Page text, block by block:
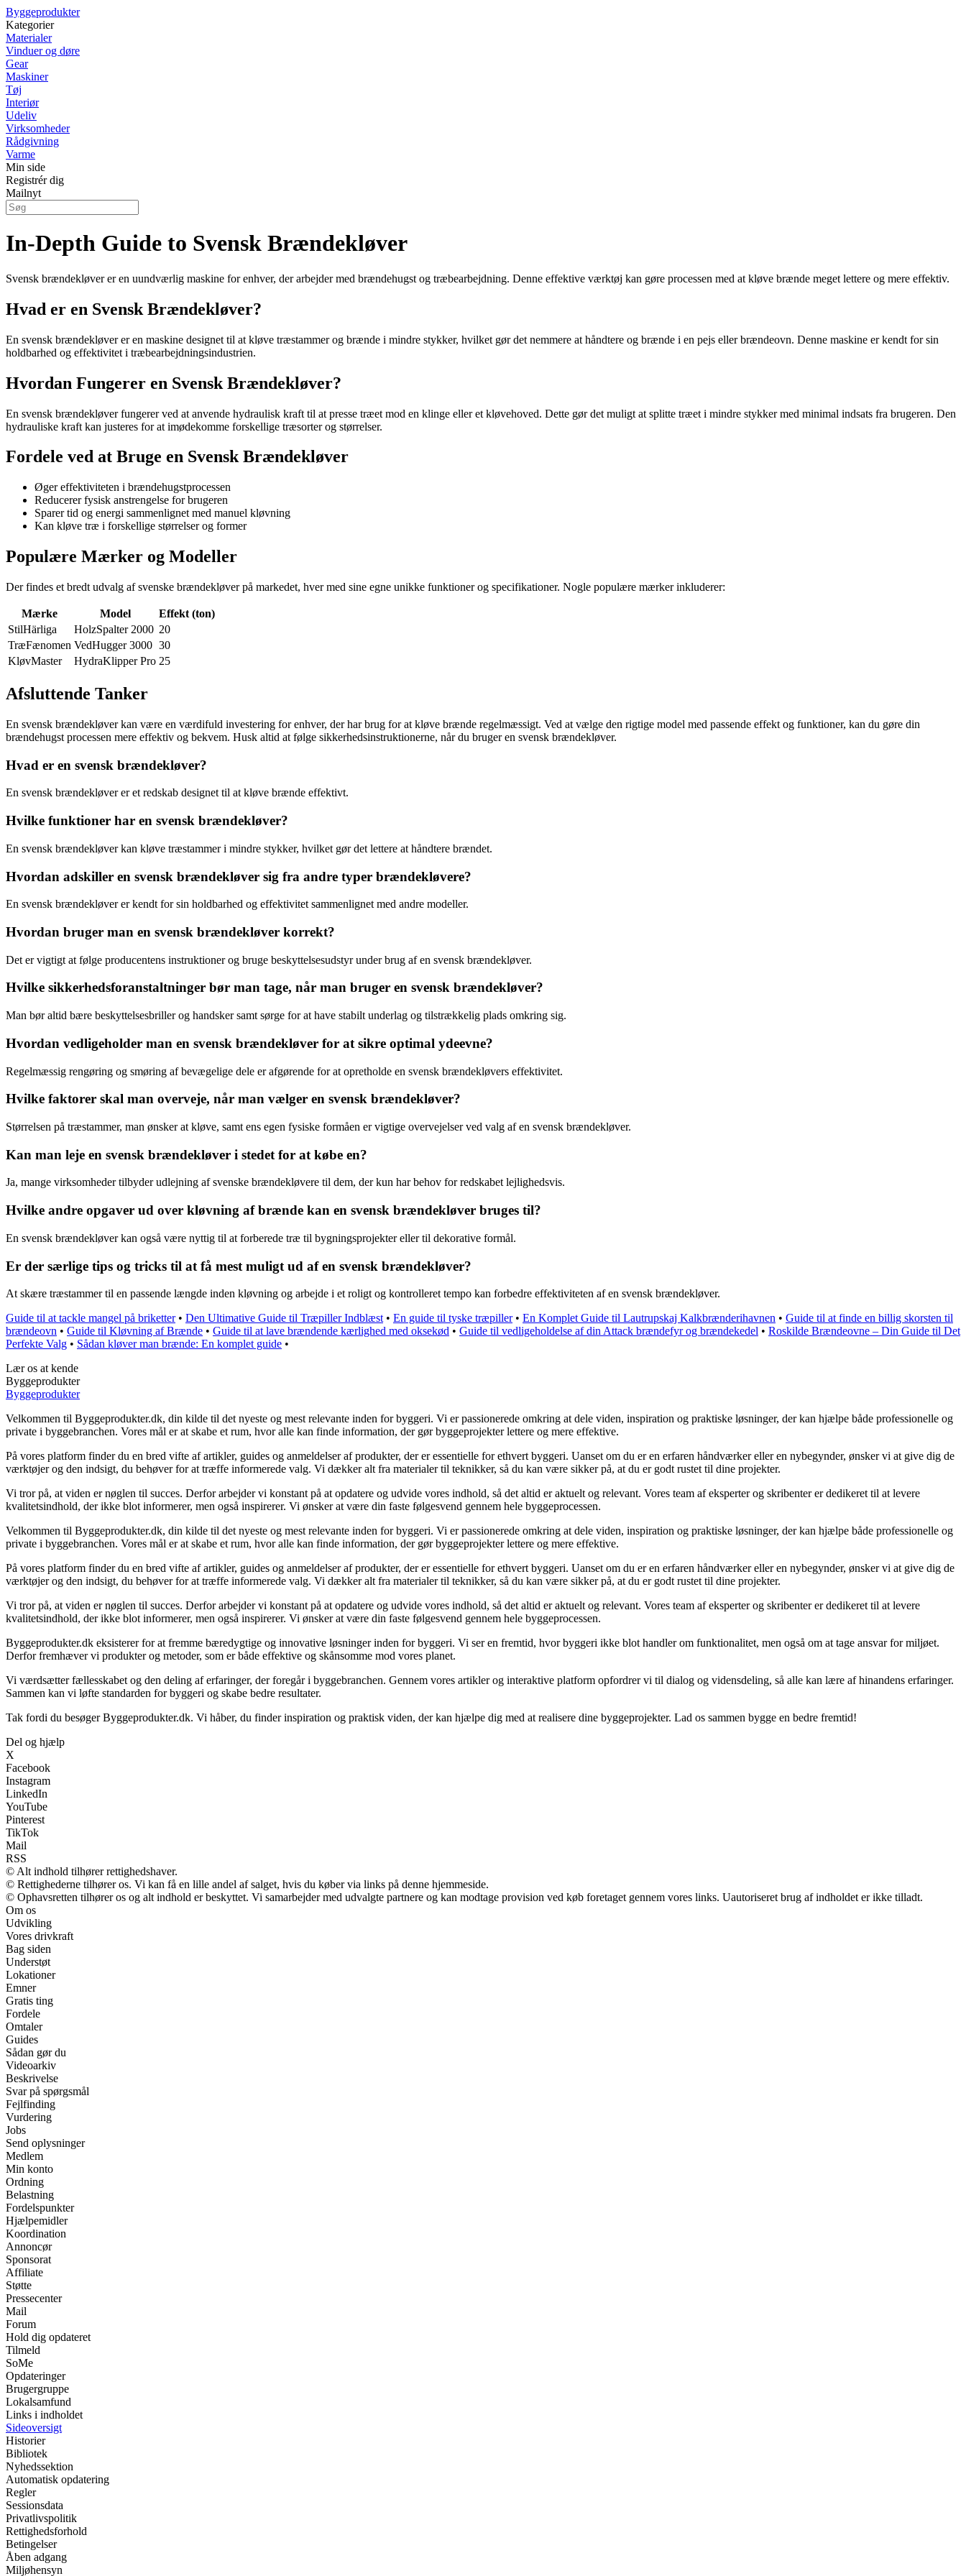
Byggeprodukter
Kategorier
Materialer
Vinduer og døre
Gear
Maskiner
Tøj
Interiør
Udeliv
Virksomheder
Rådgivning
Varme
Min side
Registrér dig
Mailnyt
In-Depth Guide to Svensk Brændekløver
Svensk brændekløver er en uundværlig maskine for enhver, der arbejder med brændehugst og træbearbejdning. Denne effektive værktøj kan gøre processen med at kløve brænde meget lettere og mere effektiv.
Hvad er en Svensk Brændekløver?
En svensk brændekløver er en maskine designet til at kløve træstammer og brænde i mindre stykker, hvilket gør det nemmere at håndtere og brænde i en pejs eller brændeovn. Denne maskine er kendt for sin
holdbarhed og effektivitet i træbearbejdningsindustrien.
Hvordan Fungerer en Svensk Brændekløver?
En svensk brændekløver fungerer ved at anvende hydraulisk kraft til at presse træet mod en klinge eller et kløvehoved. Dette gør det muligt at splitte træet i mindre stykker med minimal indsats fra brugeren. Den
hydrauliske kraft kan justeres for at imødekomme forskellige træsorter og størrelser.
Fordele ved at Bruge en Svensk Brændekløver
Øger effektiviteten i brændehugstprocessen
Reducerer fysisk anstrengelse for brugeren
Sparer tid og energi sammenlignet med manuel kløvning
Kan kløve træ i forskellige størrelser og former
Populære Mærker og Modeller
Der findes et bredt udvalg af svenske brændekløver på markedet, hver med sine egne unikke funktioner og specifikationer. Nogle populære mærker inkluderer:
Mærke Model
Effekt (ton)
StilHärliga
HolzSpalter 2000 20
TræFænomen VedHugger 3000 30
KløvMaster
HydraKlipper Pro 25
Afsluttende Tanker
En svensk brændekløver kan være en værdifuld investering for enhver, der har brug for at kløve brænde regelmæssigt. Ved at vælge den rigtige model med passende effekt og funktioner, kan du gøre din
brændehugst processen mere effektiv og bekvem. Husk altid at følge sikkerhedsinstruktionerne, når du bruger en svensk brændekløver.
Hvad er en svensk brændekløver?
En svensk brændekløver er et redskab designet til at kløve brænde effektivt.
Hvilke funktioner har en svensk brændekløver?
En svensk brændekløver kan kløve træstammer i mindre stykker, hvilket gør det lettere at håndtere brændet.
Hvordan adskiller en svensk brændekløver sig fra andre typer brændekløvere?
En svensk brændekløver er kendt for sin holdbarhed og effektivitet sammenlignet med andre modeller.
Hvordan bruger man en svensk brændekløver korrekt?
Det er vigtigt at følge producentens instruktioner og bruge beskyttelsesudstyr under brug af en svensk brændekløver.
Hvilke sikkerhedsforanstaltninger bør man tage, når man bruger en svensk brændekløver?
Man bør altid bære beskyttelsesbriller og handsker samt sørge for at have stabilt underlag og tilstrækkelig plads omkring sig.
Hvordan vedligeholder man en svensk brændekløver for at sikre optimal ydeevne?
Regelmæssig rengøring og smøring af bevægelige dele er afgørende for at opretholde en svensk brændekløvers effektivitet.
Hvilke faktorer skal man overveje, når man vælger en svensk brændekløver?
Størrelsen på træstammer, man ønsker at kløve, samt ens egen fysiske formåen er vigtige overvejelser ved valg af en svensk brændekløver.
Kan man leje en svensk brændekløver i stedet for at købe en?
Ja, mange virksomheder tilbyder udlejning af svenske brændekløvere til dem, der kun har behov for redskabet lejlighedsvis.
Hvilke andre opgaver ud over kløvning af brænde kan en svensk brændekløver bruges til?
En svensk brændekløver kan også være nyttig til at forberede træ til bygningsprojekter eller til dekorative formål.
Er der særlige tips og tricks til at få mest muligt ud af en svensk brændekløver?
At skære træstammer til en passende længde inden kløvning og arbejde i et roligt og kontrolleret tempo kan forbedre effektiviteten af en svensk brændekløver.
Guide til at tackle mangel på briketter• Den Ultimative Guide til Træpiller Indblæst • En guide til tyske træpiller• En Komplet Guide til Lautrupskaj Kalkbrænderihavnen • Guide til at finde en billig skorsten til
brændeovn • Guide til Kløvning af Brænde • Guide til at lave brændende kærlighed med oksekød • Guide til vedligeholdelse af din Attack brændefyr og brændekedel • Roskilde Brændeovne – Din Guide til Det
Perfekte Valg • Sådan kløver man brænde: En komplet guide •
Lær os at kende
Byggeprodukter
Byggeprodukter
Velkommen til Byggeprodukter.dk, din kilde til det nyeste og mest relevante inden for byggeri. Vi er passionerede omkring at dele viden, inspiration og praktiske løsninger, der kan hjælpe både professionelle og
private i byggebranchen. Vores mål er at skabe et rum, hvor alle kan finde information, der gør byggeprojekter lettere og mere effektive.
På vores platform finder du en bred vifte af artikler, guides og anmeldelser af produkter, der er essentielle for ethvert byggeri. Uanset om du er en erfaren håndværker eller en nybegynder, ønsker vi at give dig de
værktøjer og den indsigt, du behøver for at træffe informerede valg. Vi dækker alt fra materialer til teknikker, så du kan være sikker på, at du er godt rustet til dine projekter.
Vi tror på, at viden er nøglen til succes. Derfor arbejder vi konstant på at opdatere og udvide vores indhold, så det altid er aktuelt og relevant. Vores team af eksperter og skribenter er dedikeret til at levere
kvalitetsindhold, der ikke blot informerer, men også inspirerer. Vi ønsker at være din faste følgesvend gennem hele byggeprocessen.
Velkommen til Byggeprodukter.dk, din kilde til det nyeste og mest relevante inden for byggeri. Vi er passionerede omkring at dele viden, inspiration og praktiske løsninger, der kan hjælpe både professionelle og
private i byggebranchen. Vores mål er at skabe et rum, hvor alle kan finde information, der gør byggeprojekter lettere og mere effektive.
På vores platform finder du en bred vifte af artikler, guides og anmeldelser af produkter, der er essentielle for ethvert byggeri. Uanset om du er en erfaren håndværker eller en nybegynder, ønsker vi at give dig de
værktøjer og den indsigt, du behøver for at træffe informerede valg. Vi dækker alt fra materialer til teknikker, så du kan være sikker på, at du er godt rustet til dine projekter.
Vi tror på, at viden er nøglen til succes. Derfor arbejder vi konstant på at opdatere og udvide vores indhold, så det altid er aktuelt og relevant. Vores team af eksperter og skribenter er dedikeret til at levere
kvalitetsindhold, der ikke blot informerer, men også inspirerer. Vi ønsker at være din faste følgesvend gennem hele byggeprocessen.
Byggeprodukter.dk eksisterer for at fremme bæredygtige og innovative løsninger inden for byggeri. Vi ser en fremtid, hvor byggeri ikke blot handler om funktionalitet, men også om at tage ansvar for miljøet.
Derfor fremhæver vi produkter og metoder, som er både effektive og skånsomme mod vores planet.
Vi værdsætter fællesskabet og den deling af erfaringer, der foregår i byggebranchen. Gennem vores artikler og interaktive platform opfordrer vi til dialog og vidensdeling, så alle kan lære af hinandens erfaringer.
Sammen kan vi løfte standarden for byggeri og skabe bedre resultater.
Tak fordi du besøger Byggeprodukter.dk. Vi håber, du finder inspiration og praktisk viden, der kan hjælpe dig med at realisere dine byggeprojekter. Lad os sammen bygge en bedre fremtid!
Del og hjælp
X
Facebook
Instagram
LinkedIn
YouTube
Pinterest
TikTok
Mail
RSS
© Alt indhold tilhører rettighedshaver.
© Rettighederne tilhører os. Vi kan få en lille andel af salget, hvis du køber via links på denne hjemmeside.
© Ophavsretten tilhører os og alt indhold er beskyttet. Vi samarbejder med udvalgte partnere og kan modtage provision ved køb foretaget gennem vores links. Uautoriseret brug af indholdet er ikke tilladt.
Om os
Udvikling
Vores drivkraft
Bag siden
Understøt
Lokationer
Emner
Gratis ting
Fordele
Omtaler
Guides
Sådan gør du
Videoarkiv
Beskrivelse
Svar på spørgsmål
Fejlfinding
Vurdering
Jobs
Send oplysninger
Medlem
Min konto
Ordning
Belastning
Fordelspunkter
Hjælpemidler
Koordination
Annoncør
Sponsorat
Affiliate
Støtte
Pressecenter
Mail
Forum
Hold dig opdateret
Tilmeld
SoMe
Opdateringer
Brugergruppe
Lokalsamfund
Links i indholdet
Sideoversigt
Historier
Bibliotek
Nyhedssektion
Automatisk opdatering
Regler
Sessionsdata
Privatlivspolitik
Rettighedsforhold
Betingelser
Åben adgang
Miljøhensyn